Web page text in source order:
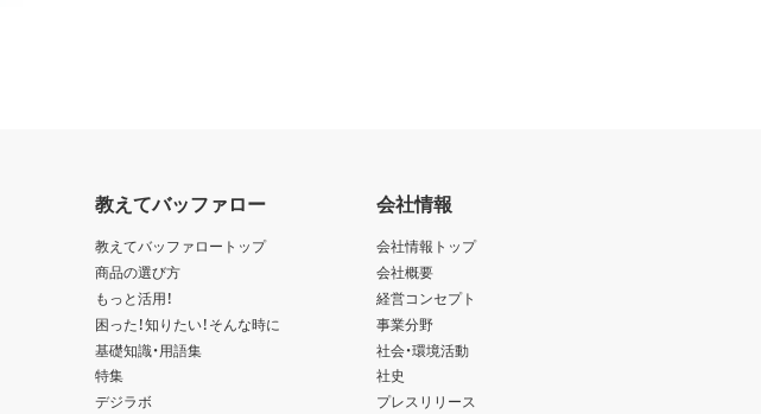
教えてバッファロー
教えてバッファロートップ
商品の選び方
もっと活用！
困った！知りたい！そんな時に
基礎知識・用語集
特集
デジラボ
会社情報
会社情報トップ
会社概要
経営コンセプト
事業分野
社会・環境活動
社史
プレスリリース